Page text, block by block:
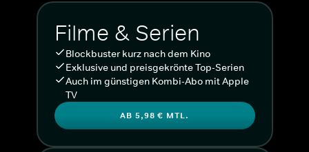
Filme & Serien
Blockbuster kurz nach dem Kino
Exklusive und preisgekrönte Top-Serien
Auch im günstigen Kombi-Abo mit Apple
TV
AB 5,98 € MTL.